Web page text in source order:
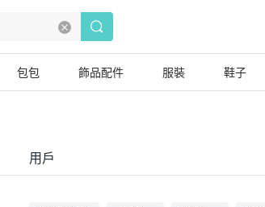
包包 飾品配件 服裝 鞋子
用戶